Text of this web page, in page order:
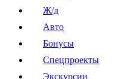
Ж/д
Авто
Бонусы
Спецпроекты
Экскурсии